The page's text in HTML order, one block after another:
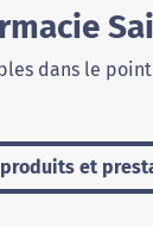
dans le
et